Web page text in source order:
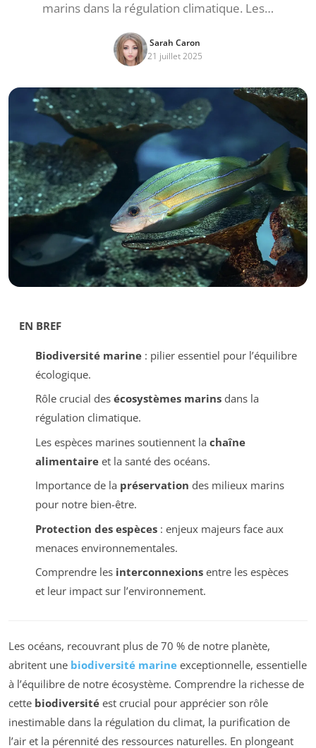
marins dans la régulation climatique. Les…
Sarah Caron
21 juillet 2025
EN BREF
Biodiversité marine: pilier essentiel pour l’équilibre
écologique.
Rôle crucial des écosystèmes marinsdans la
régulation climatique.
Les espèces marines soutiennent la chaîne
alimentaireet la santé des océans.
Importance de la préservation des milieux marins
pour notre bien-être.
Protection des espèces: enjeux majeurs face aux
menaces environnementales.
Comprendre les interconnexionsentre les espèces
et leur impact sur l’environnement.
Les océans, recouvrant plus de 70 % de notre planète,
abritent une biodiversité marine exceptionnelle, essentielle
à l’équilibre de notre écosystème. Comprendre la richesse de
cette biodiversité est crucial pour apprécier son rôle
inestimable dans la régulation du climat, la purification de
l’air et la pérennité des ressources naturelles. En plongeant